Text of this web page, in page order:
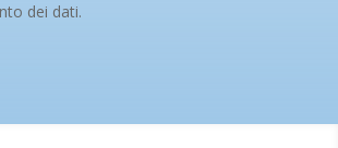
dei dati.